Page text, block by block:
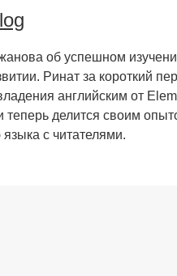
об успешном
Ринат за короткий
английским от
теперь делится своим
с читателями.